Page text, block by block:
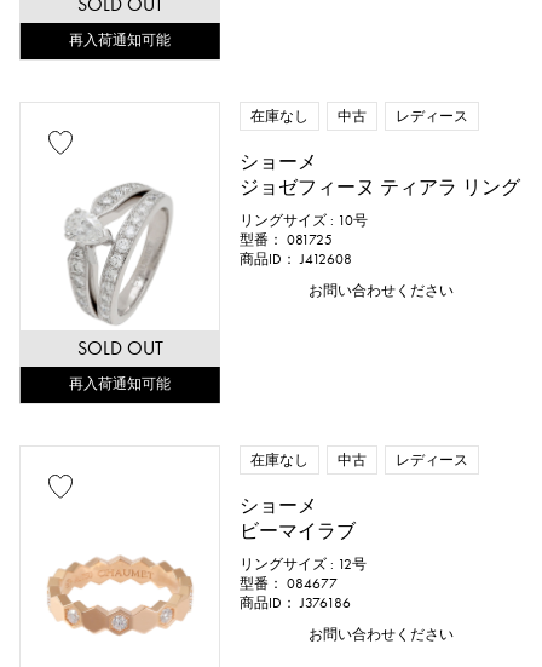
再入荷通知可能
SOLD OUT
再入荷通知可能
在庫なし 中古 レディース
ショーメ
ジョゼフィーヌ ティアラ リング
リングサイズ : 10号
型番： 081725
商品ID： J412608
お問い合わせください
在庫なし 中古 レディース
ショーメ
ビーマイラブ
リングサイズ : 12号
型番： 084677
商品ID： J376186
お問い合わせください